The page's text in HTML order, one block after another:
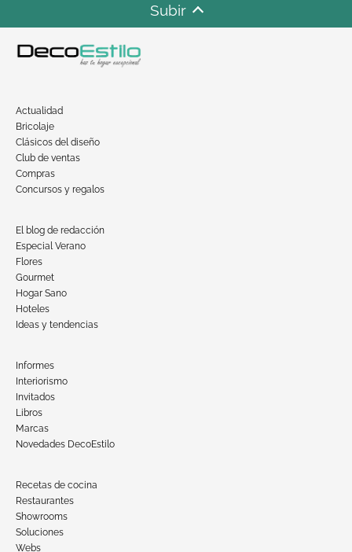
Subir
Actualidad
Bricolaje
Clásicos del diseño
Club de ventas
Compras
Concursos y regalos
El blog de redacción
Especial Verano
Flores
Gourmet
Hogar Sano
Hoteles
Ideas y tendencias
Informes
Interiorismo
Invitados
Libros
Marcas
Novedades DecoEstilo
Recetas de cocina
Restaurantes
Showrooms
Soluciones
Webs